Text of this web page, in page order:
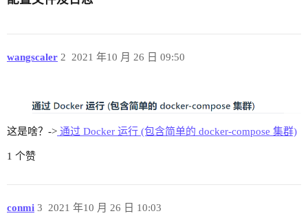
wangscaler 2021 年10 月 26 日 09:50
2
这是啥？-> 通过 Docker 运行 (包含简单的 docker-compose 集群)
1 个赞
conmi 2021 年10 月 26 日 10:03
3